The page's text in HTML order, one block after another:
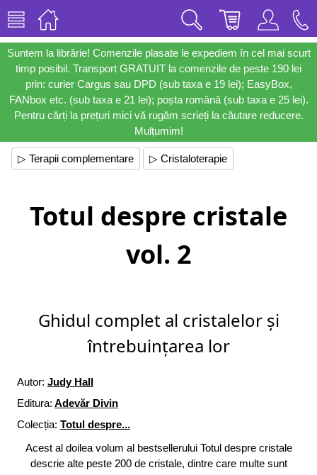
Suntem la librărie! Comenzile plasate le expediem în cel mai scurt
timp posibil. Transport GRATUIT la comenzile de peste 190 lei
prin: curier Cargus sau DPD (sub taxa e 19 lei); EasyBox,
FANbox etc. (sub taxa e 21 lei); poșta română (sub taxa e 25 lei).
Pentru cărți la prețuri mici vă rugăm scrieți la căutare reducere.
Mulțumim!
▷ Terapii complementare ▷ Cristaloterapie
Totul despre cristale
vol. 2
Ghidul complet al cristalelor și
întrebuințarea lor
Autor: Judy Hall
Editura: Adevăr Divin
Colecția: Totul despre...
Acest al doilea volum al bestsellerului Totul despre cristale
descrie alte peste 200 de cristale, dintre care multe sunt